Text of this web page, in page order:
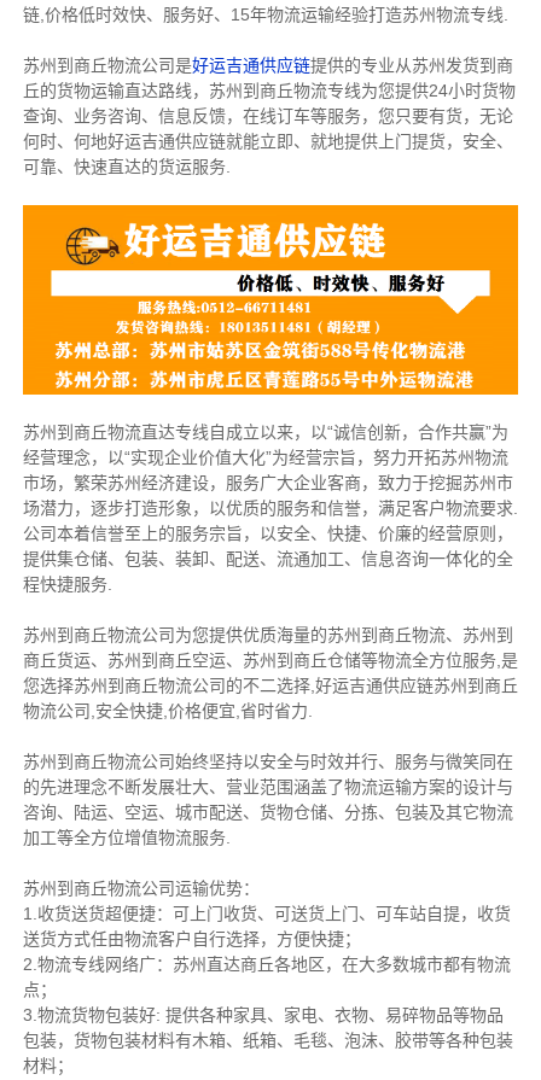
链,价格低时效快、服务好、15年物流运输经验打造苏州物流专线.
苏州到商丘物流公司是好运吉通供应链提供的专业从苏州发货到商
丘的货物运输直达路线，苏州到商丘物流专线为您提供24小时货物
查询、业务咨询、信息反馈，在线订车等服务，您只要有货，无论
何时、何地好运吉通供应链就能立即、就地提供上门提货，安全、
可靠、快速直达的货运服务.
苏州到商丘物流直达专线自成立以来，以“诚信创新，合作共赢”为
经营理念，以“实现企业价值大化”为经营宗旨，努力开拓苏州物流
市场，繁荣苏州经济建设，服务广大企业客商，致力于挖掘苏州市
场潜力，逐步打造形象，以优质的服务和信誉，满足客户物流要求.
公司本着信誉至上的服务宗旨，以安全、快捷、价廉的经营原则，
提供集仓储、包装、装卸、配送、流通加工、信息咨询一体化的全
程快捷服务.
苏州到商丘物流公司为您提供优质海量的苏州到商丘物流、苏州到
商丘货运、苏州到商丘空运、苏州到商丘仓储等物流全方位服务,是
您选择苏州到商丘物流公司的不二选择,好运吉通供应链苏州到商丘
物流公司,安全快捷,价格便宜,省时省力.
苏州到商丘物流公司始终坚持以安全与时效并行、服务与微笑同在
的先进理念不断发展壮大、营业范围涵盖了物流运输方案的设计与
咨询、陆运、空运、城市配送、货物仓储、分拣、包装及其它物流
加工等全方位增值物流服务.
苏州到商丘物流公司运输优势：
1.收货送货超便捷：可上门收货、可送货上门、可车站自提，收货
送货方式任由物流客户自行选择，方便快捷；
2.物流专线网络广：苏州直达商丘各地区，在大多数城市都有物流
点；
3.物流货物包装好: 提供各种家具、家电、衣物、易碎物品等物品
包装，货物包装材料有木箱、纸箱、毛毯、泡沫、胶带等各种包装
材料；